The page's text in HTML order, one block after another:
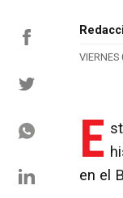
VIERNES
E
en el